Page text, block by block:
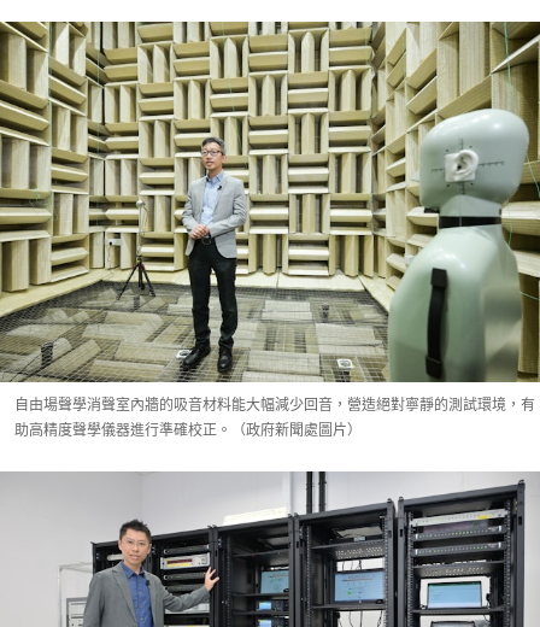
自由場聲學消聲室內牆的吸音材料能大幅減少回音，營造絕對寧靜的測試環境，有
助高精度聲學儀器進行準確校正。（政府新聞處圖片）